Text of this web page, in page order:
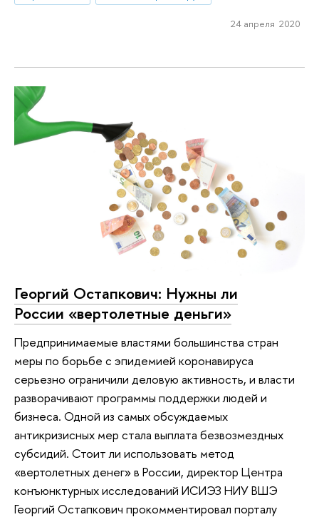
24 апреля 2020
Георгий Остапкович: Нужны ли
России «вертолетные деньги»
Предпринимаемые властями большинства стран
меры по борьбе с эпидемией коронавируса
серьезно ограничили деловую активность, и власти
разворачивают программы поддержки людей и
бизнеса. Одной из самых обсуждаемых
антикризисных мер стала выплата безвозмездных
субсидий. Стоит ли использовать метод
«вертолетных денег» в России, директор Центра
конъюнктурных исследований ИСИЭЗ НИУ ВШЭ
Георгий Остапкович прокомментировал порталу